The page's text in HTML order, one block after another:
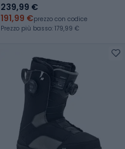
239,99 €
191,99 €prezzo con codice
Prezzo più basso: 179,99 €